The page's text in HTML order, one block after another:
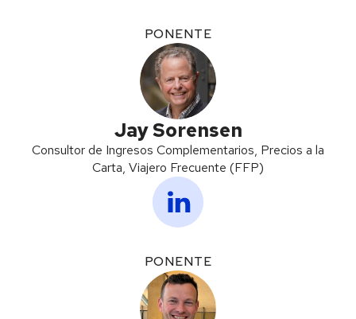
PONENTE
Jay Sorensen
Consultor de Ingresos Complementarios, Precios a la
Carta, Viajero Frecuente (FFP)
PONENTE